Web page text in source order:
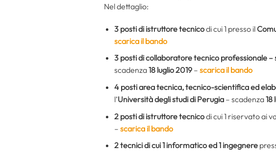
Nel dettaglio:
3 posti di istruttore tecnicodi cui 1 presso il
scarica il bando
3 posti di collaboratore tecnico professionale –
scadenza18 luglio 2019 – scarica il bando
4 posti area tecnica, tecnico-scientifica ed
l’Università degli studi di Perugia – scadenza18
2 posti di istruttore tecnicodi cui 1 riservato ai
– scarica il bando
2 tecnici di cui 1 informatico ed 1 ingegnere